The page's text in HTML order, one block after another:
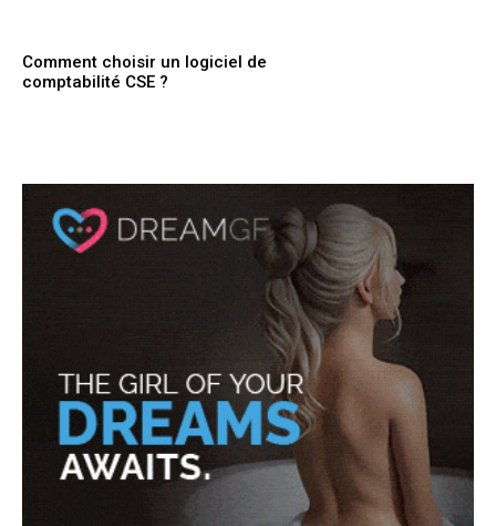
Comment choisir un logiciel de
comptabilité CSE ?